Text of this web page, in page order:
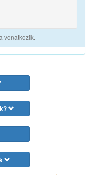
vonatkozik.